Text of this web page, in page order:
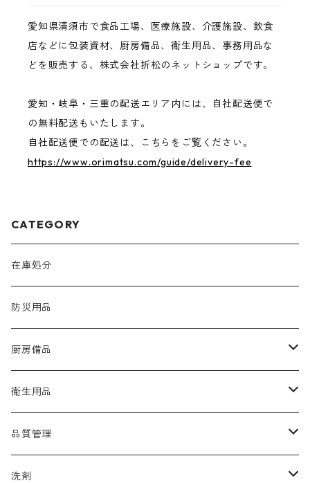
愛知県清須市で食品工場、医療施設、介護施設、飲食
店などに包装資材、厨房備品、衛生用品、事務用品な
どを販売する、株式会社折松のネットショップです。
愛知・岐阜・三重の配送エリア内には、自社配送便で
の無料配送もいたします。
自社配送便での配送は、こちらをご覧ください。
https://www.orimatsu.com/guide/delivery-fee
CATEGORY
在庫処分
防災用品
厨房備品
ラップ
たわし・スポンジ
衛生用品
手袋
カウンタークロス
品質管理
アルコール
洗剤